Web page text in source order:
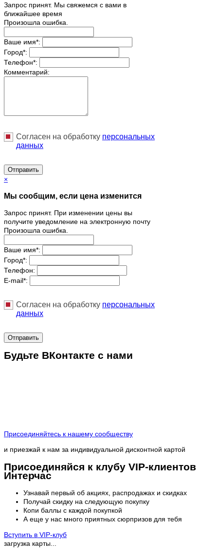
Запрос принят. Мы свяжемся с вами в
ближайшее время
Произошла ошибка.
Ваше имя*:
Город*:
Телефон*:
Комментарий:
Согласен на обработку персональныx
данных
Отправить
×
Мы сообщим, если цена изменится
Запрос принят. При изменении цены вы
получите уведомление на электронную почту
Произошла ошибка.
Ваше имя*:
Город*:
Телефон:
E-mail*:
Согласен на обработку персональныx
данных
Отправить
Будьте ВКонтакте с нами
Присоединяйтесь к нашему сообществу
и приезжай к нам за индивидуальной дисконтной картой
Присоединяйся к клубу VIP-клиентов
Интерчас
Узнавай первый об акциях, распродажах и скидках
Получай скидку на следующую покупку
Копи баллы с каждой покупкой
А еще у нас много приятных сюрпризов для тебя
Вступить в VIP-клуб
загрузка карты...